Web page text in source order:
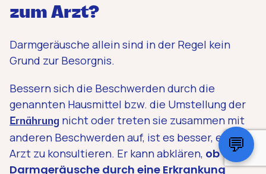
zum Arzt?
Darmgeräusche allein sind in der Regel kein
Grund zur Besorgnis.
Bessern sich die Beschwerden durch die
genannten Hausmittel bzw. die Umstellung der
Ernährung nicht oder treten sie zusammen mit
anderen Beschwerden auf, ist es besser, einen
Arzt zu konsultieren. Er kann abklären, ob die
Darmgeräusche durch eine Erkrankung
💬